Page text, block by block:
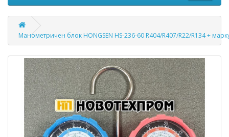
Манометричен блок HONGSEN HS-236-60 R404/R407/R22/R134 +